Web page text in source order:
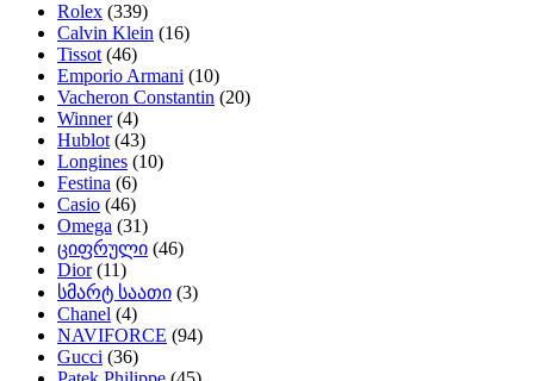
Rolex (339)
Calvin Klein (16)
Tissot (46)
Emporio Armani (10)
Vacheron Constantin (20)
Winner (4)
Hublot (43)
Longines (10)
Festina (6)
Casio (46)
Omega (31)
ციფრული (46)
Dior (11)
სმარტ საათი (3)
Chanel (4)
NAVIFORCE (94)
Gucci (36)